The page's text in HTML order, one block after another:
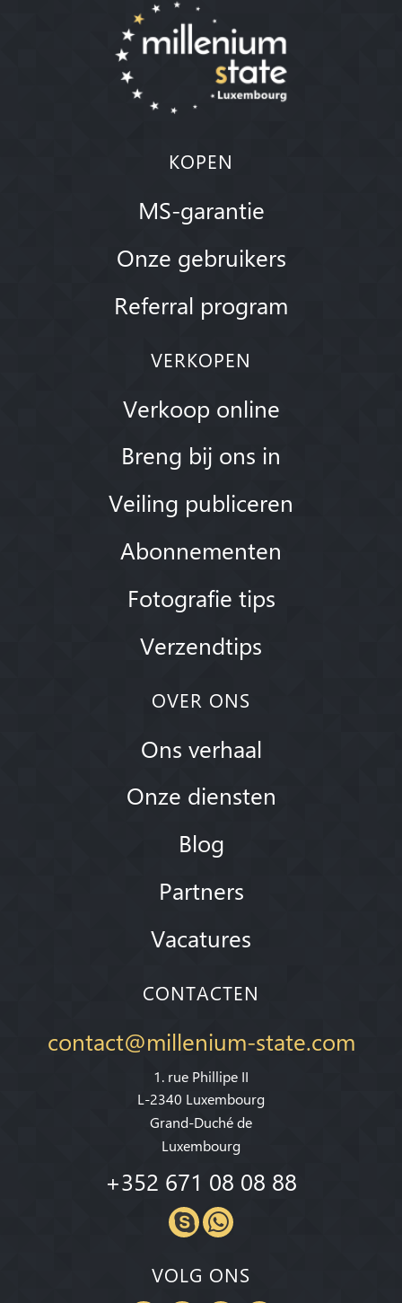
KOPEN
MS-garantie
Onze gebruikers
Referral program
VERKOPEN
Verkoop online
Breng bij ons in
Veiling publiceren
Abonnementen
Fotografie tips
Verzendtips
OVER ONS
Ons verhaal
Onze diensten
Blog
Partners
Vacatures
CONTACTEN
contact@millenium-state.com
1. rue Phillipe II
L-2340 Luxembourg
Grand-Duché de
Luxembourg
+352 671 08 08 88
VOLG ONS